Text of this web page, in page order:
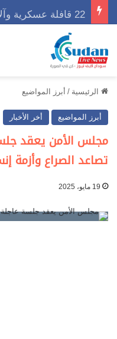
الرئيسية / أبرز المواضيع
أبرز المواضيع أخر الأخبار
مجلس الأمن يعقد
تصاعد الصراع وأزمة
19 مايو، 2025